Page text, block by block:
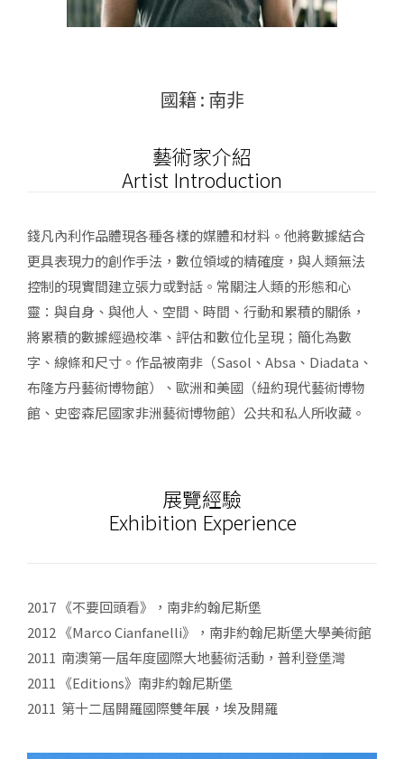
國籍 : 南非
藝術家介紹
Artist Introduction
錢凡內利作品體現各種各樣的媒體和材料。他將數據結合
更具表現力的創作手法，數位領域的精確度，與人類無法
控制的現實間建立張力或對話。常關注人類的形態和心
靈：與自身、與他人、空間、時間、行動和累積的關係，
將累積的數據經過校準、評估和數位化呈現；簡化為數
字、線條和尺寸。作品被南非（Sasol、Absa、Diadata、
布隆方丹藝術博物館）、歐洲和美國（紐約現代藝術博物
館、史密森尼國家非洲藝術博物館）公共和私人所收藏。
展覽經驗
Exhibition Experience
2017 《不要回頭看》，南非約翰尼斯堡
2012 《Marco Cianfanelli》，南非約翰尼斯堡大學美術館
2011 南澳第一屆年度國際大地藝術活動，普利登堡灣
2011 《Editions》南非約翰尼斯堡
2011 第十二屆開羅國際雙年展，埃及開羅